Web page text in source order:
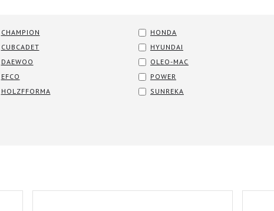
CHAMPION
CUBCADET
DAEWOO
EFCO
HOLZFFORMA
HONDA
HYUNDAI
OLEO-MAC
POWER
SUNREKA